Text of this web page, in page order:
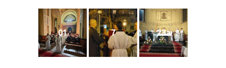
Wielki Czwartek 02.04.2026
Wielki Piątek 03.04.2026
Wielka Sobota 04.04.2026
01 7 23a